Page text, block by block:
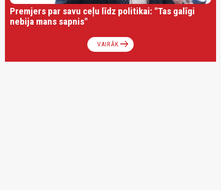
Premjers par savu ceļu līdz politikai: "Tas galīgi
nebija mans sapnis"
VAIRĀK arrow_right_alt